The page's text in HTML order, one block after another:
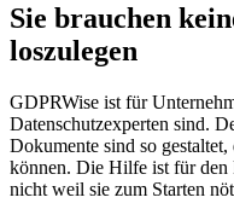
Sie brauchen
loszulegen
GDPRWise ist für
Datenschutzexperten sind.
Dokumente sind so
können. Die Hilfe ist für den
nicht weil sie zum Starten